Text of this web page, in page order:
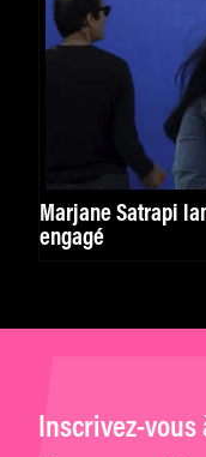
Marjane Satrapi
engagé
Inscrivez-